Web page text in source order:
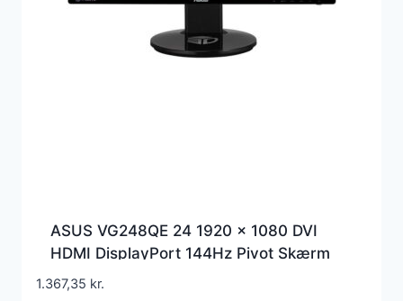
ASUS VG248QE 24 1920 x 1080 DVI
HDMI DisplayPort 144Hz Pivot Skærm
1.367,35 kr.